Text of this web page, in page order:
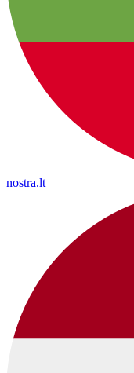
nostra.lt